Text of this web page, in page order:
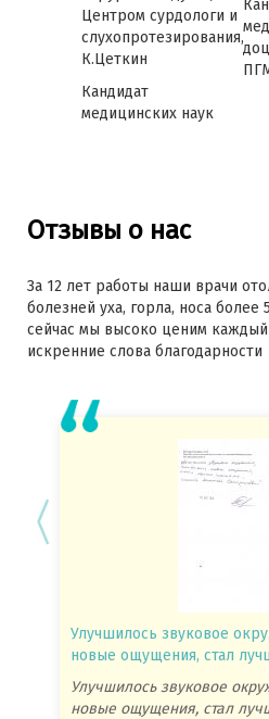
Центром сурдологи и
слухопротезирования,
К.Цеткин
Кандидат
медицинских наук
Отзывы о нас
За 12 лет работы наши врачи
болезней уха, горла, носа
сейчас мы высоко ценим
искренние слова благодарности
Улучшилось звуковое
новые ощущения, стал
Улучшилось звуковое
новые ощущения, стал